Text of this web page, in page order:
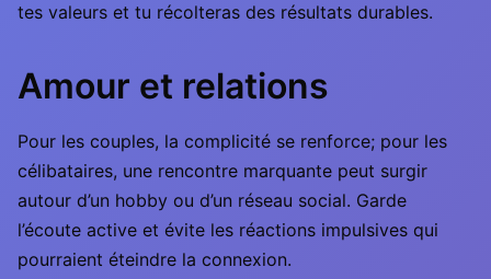
tes valeurs et tu récolteras des résultats durables.
Amour et relations
Pour les couples, la complicité se renforce; pour les
célibataires, une rencontre marquante peut surgir
autour d’un hobby ou d’un réseau social. Garde
l’écoute active et évite les réactions impulsives qui
pourraient éteindre la connexion.